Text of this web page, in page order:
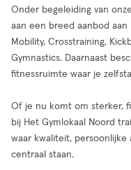
Onder begeleiding van
aan een breed aanbod aan
Mobility, Crosstraining,
Gymnastics. Daarnaast
fitnessruimte waar je
Of je nu komt om sterker,
bij Het Gymlokaal Noord
waar kwaliteit, persoonlijke
centraal staan.